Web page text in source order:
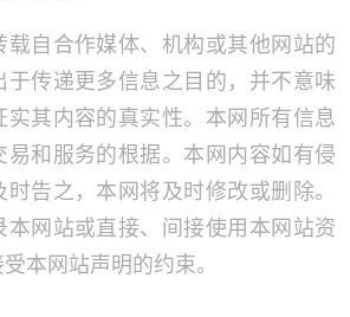
载自合作媒体、机构或其他网站的
于传递更多信息之目的，并不意味
实其内容的真实性。本网所有信息
易和服务的根据。本网内容如有侵
告之，本网将及时修改或删除。
本网站或直接、间接使用本网站资
本网站声明的约束。